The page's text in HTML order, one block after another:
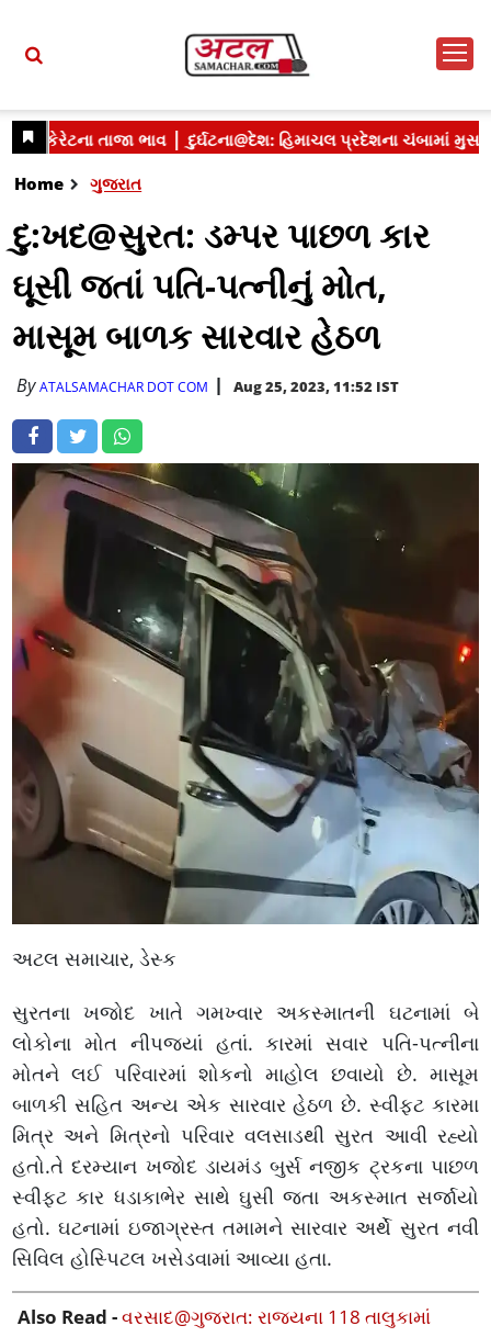
Home ગુજરાત
દુ:ખદ@સુરત: ડમ્પર પાછળ કાર
ઘૂસી જતાં પતિ-પત્નીનું મોત,
માસૂમ બાળક સારવાર હેઠળ
ByATALSAMACHAR DOT COM Aug 25, 2023, 11:52 IST
અટલ સમાચાર, ડેસ્ક
સુરતના ખજોદ ખાતે ગમખ્વાર અકસ્માતની ઘટનામાં બે
લોકોના મોત નીપજ્યાં હતાં. કારમાં સવાર પતિ-પત્નીના
મોતને લઈ પરિવારમાં શોકનો માહોલ છવાયો છે. માસૂમ
બાળકી સહિત અન્ય એક સારવાર હેઠળ છે. સ્વીફ્ટ કારમા
મિત્ર અને મિત્રનો પરિવાર વલસાડથી સુરત આવી રહ્યો
હતો.તે દરમ્યાન ખજોદ ડાયમંડ બુર્સ નજીક ટ્રકના પાછળ
સ્વીફ્ટ કાર ધડાકાભેર સાથે ઘુસી જતા અકસ્માત સર્જાયો
હતો. ઘટનામાં ઇજાગ્રસ્ત તમામને સારવાર અર્થે સુરત નવી
સિવિલ હોસ્પિટલ ખસેડવામાં આવ્યા હતા.
Also Read -વરસાદ@ગુજરાત: રાજ્યના 118 તાલુકામાં